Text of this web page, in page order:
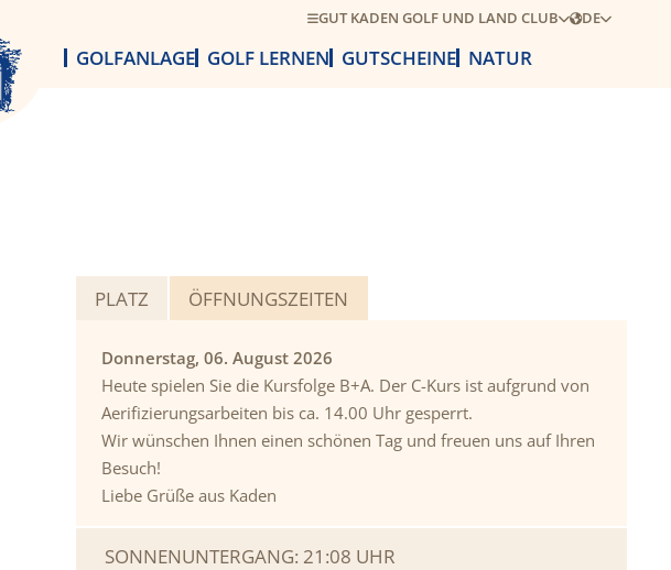
GUT KADEN GOLF UND LAND CLUB DE
GOLFANLAGE GOLF LERNEN GUTSCHEINE NATUR
PLATZ ÖFFNUNGSZEITEN
Donnerstag, 06. August 2026
Heute spielen Sie die Kursfolge B+A. Der C-Kurs ist aufgrund von
Aerifizierungsarbeiten bis ca. 14.00 Uhr gesperrt.
Wir wünschen Ihnen einen schönen Tag und freuen uns auf Ihren
Besuch!
Liebe Grüße aus Kaden
SONNENUNTERGANG: 21:08 UHR